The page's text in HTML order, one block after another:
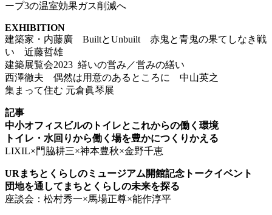
ープ3の温室効果ガス削減へ
EXHIBITION
建築家・内藤廣 BuiltとUnbuilt 赤鬼と青鬼の果てしなき戦
い 近藤哲雄
建築展覧会2023 繕いの営み／営みの繕い
西澤徹夫 偶然は用意のあるところに 中山英之
集まって住む 元倉眞琴展
記事
中小オフィスビルのトイレとこれからの働く環境
トイレ・水回りから働く場を豊かにつくりかえる
LIXIL×門脇耕三×神本豊秋×金野千恵
URまちとくらしのミュージアム開館記念トークイベント
団地を通してまちとくらしの未来を探る
座談会：松村秀一×馬場正尊×能作淳平